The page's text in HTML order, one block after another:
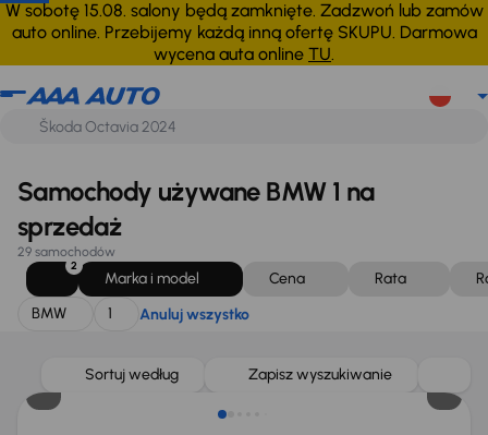
W sobotę 15.08. salony będą zamknięte. Zadzwoń lub zamów
auto online. Przebijemy każdą inną ofertę SKUPU. Darmowa
wycena auta online TU.
BMW 1 Anuluj wszystko
Samochody używane BMW 1 na
sprzedaż
29 samochodów
2
Marka i model Cena Rata
BMW
1 Anuluj wszystko
Sortuj według Zapisz wyszukiwanie
Możliwość odliczenia VAT